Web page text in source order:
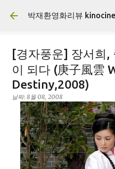
기본
박재환영화리뷰
[경자풍운] 장서희,
이 되다 (庚子風雲
Destiny,2008)
날짜: 8월 08, 2008